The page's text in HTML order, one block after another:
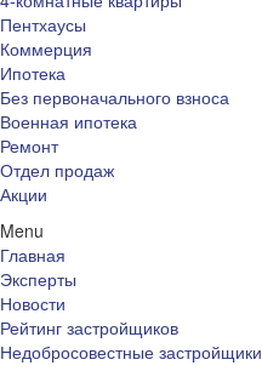
Пентхаусы
Коммерция
Ипотека
Без первоначального взноса
Военная ипотека
Ремонт
Отдел продаж
Акции
Menu
Главная
Эксперты
Новости
Рейтинг застройщиков
Недобросовестные застройщики